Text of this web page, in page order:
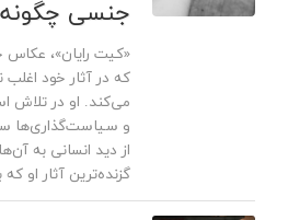
جنسی
«کیت رایان»،
که در آثار خود
می‌کند. او در تلاش
و سیاست‌گذاری‌ها
از دید انسانی به
گزنده‌ترین آثار او که